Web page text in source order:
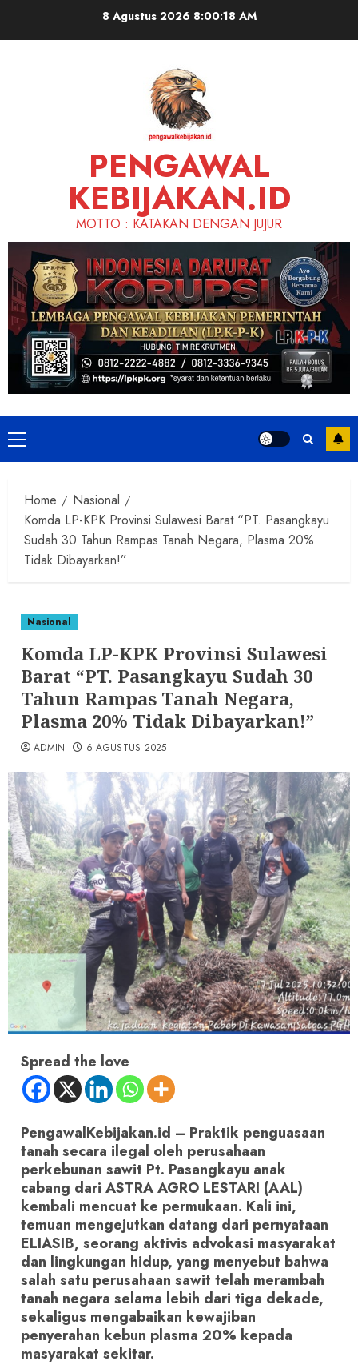
8 Agustus 2026 8:00:19 AM
PENGAWAL
KEBIJAKAN.ID
MOTTO : KATAKAN DENGAN JUJUR
Primary
Menu
Home
Nasional
Komda LP-KPK Provinsi Sulawesi Barat “PT. Pasangkayu
Sudah 30 Tahun Rampas Tanah Negara, Plasma 20%
Tidak Dibayarkan!”
Nasional
Komda LP-KPK Provinsi Sulawesi
Barat “PT. Pasangkayu Sudah 30
Tahun Rampas Tanah Negara,
Plasma 20% Tidak Dibayarkan!”
ADMIN 6 AGUSTUS 2025
Spread the love
PengawalKebijakan.id – Praktik penguasaan
tanah secara ilegal oleh perusahaan
perkebunan sawit Pt. Pasangkayu anak
cabang dari ASTRA AGRO LESTARI (AAL)
kembali mencuat ke permukaan. Kali ini,
temuan mengejutkan datang dari pernyataan
ELIASIB, seorang aktivis advokasi masyarakat
dan lingkungan hidup, yang menyebut bahwa
salah satu perusahaan sawit telah merambah
tanah negara selama lebih dari tiga dekade,
sekaligus mengabaikan kewajiban
penyerahan kebun plasma 20% kepada
masyarakat sekitar.